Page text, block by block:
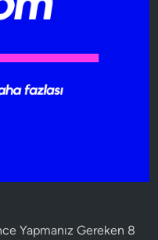
Yapmanız Gereken 8